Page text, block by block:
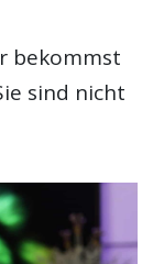
bekommst
sind nicht